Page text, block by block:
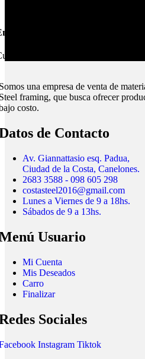
Montevideo e Interior.
todo el país.
una empresa de venta de
framing, que busca ofrecer
costo.
de Contacto
Av. Giannattasio esq. Padua,
Ciudad de la Costa, Canelones.
2683 3588 - 098 605 298
costasteel2016@gmail.com
Lunes a Viernes de 9 a 18hs.
Sábados de 9 a 13hs.
Usuario
Mi Cuenta
Mis Deseados
Carro
Finalizar
Sociales
Instagram Tiktok